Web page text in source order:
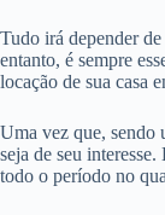
Tudo irá depender
entanto, é sempre
locação de sua casa
Uma vez que, sendo
seja de seu
todo o período no